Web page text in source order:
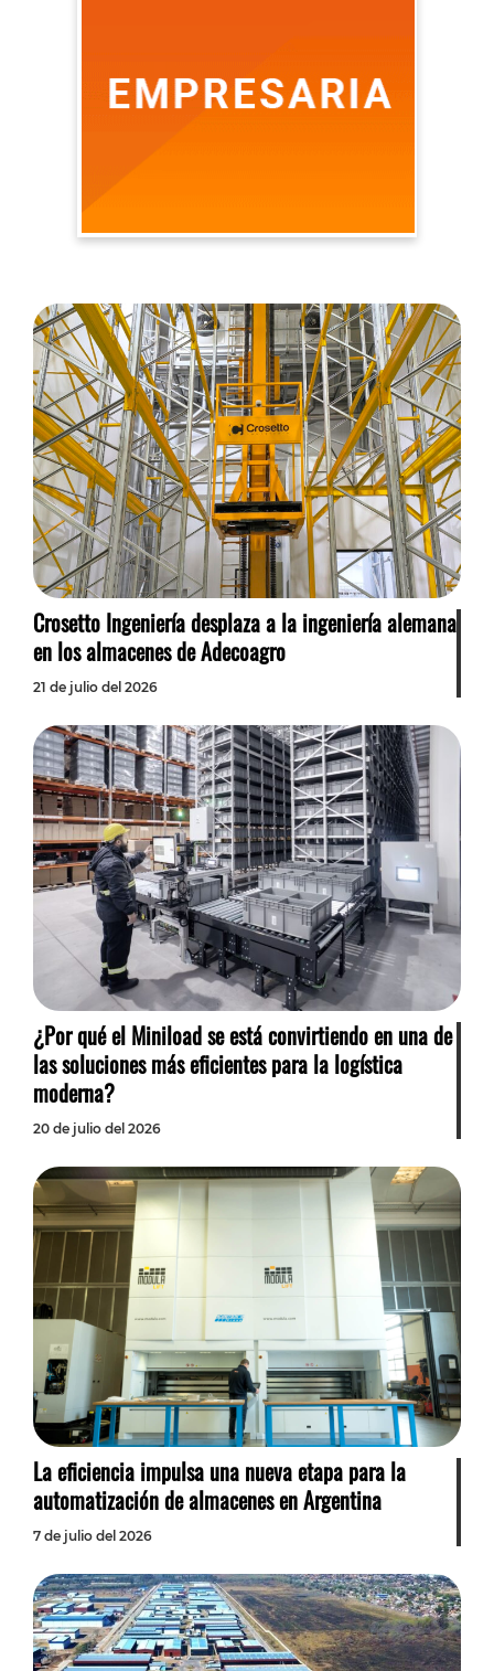
Crosetto Ingeniería desplaza a la ingeniería alemana
en los almacenes de Adecoagro
21 de julio del 2026
¿Por qué el Miniload se está convirtiendo en una de
las soluciones más eficientes para la logística
moderna?
20 de julio del 2026
La eficiencia impulsa una nueva etapa para la
automatización de almacenes en Argentina
7 de julio del 2026